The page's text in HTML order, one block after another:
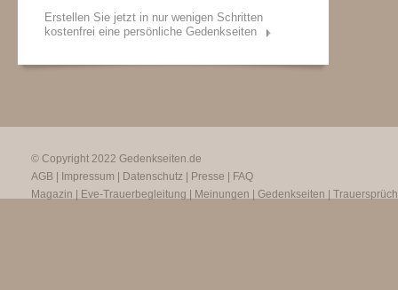
Erstellen Sie jetzt in nur wenigen Schritten
kostenfrei eine persönliche Gedenkseiten
© Copyright 2022 Gedenkseiten.de
AGB
Impressum Datenschutz Presse
FAQ
Magazin
Eve-Trauerbegleitung Meinungen Gedenkseiten